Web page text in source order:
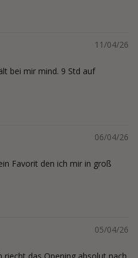
11/04/26
bei mir mind. 9 Std auf
06/04/26
Favorit den ich mir in groß
05/04/26